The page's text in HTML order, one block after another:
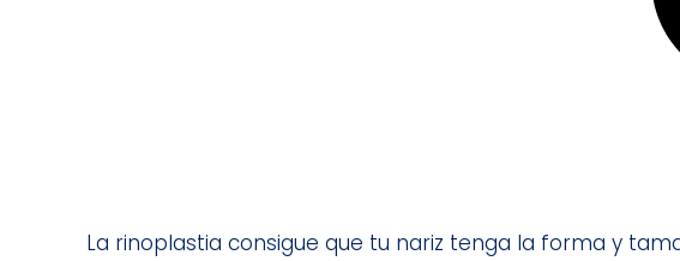
La rinoplastia consigue que tu nariz tenga la forma y